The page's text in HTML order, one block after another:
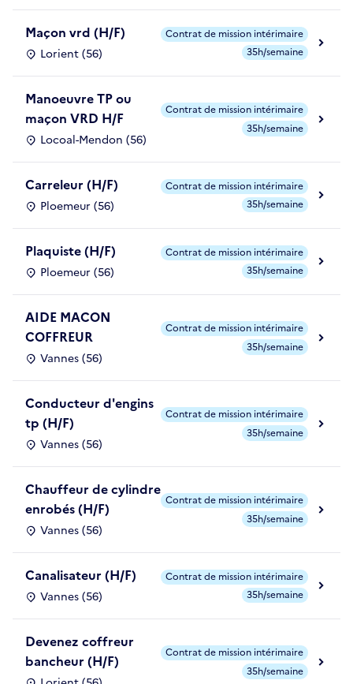
Maçon vrd (H/F)
Lorient (56)
Contrat de mission intérimaire
35h/semaine
Manoeuvre TP ou
maçon VRD H/F
Locoal-Mendon (56)
Contrat de mission intérimaire
35h/semaine
Carreleur (H/F)
Ploemeur (56)
Contrat de mission intérimaire
35h/semaine
Plaquiste (H/F)
Ploemeur (56)
Contrat de mission intérimaire
35h/semaine
AIDE MACON
COFFREUR
Vannes (56)
Contrat de mission intérimaire
35h/semaine
Conducteur d'engins
tp (H/F)
Vannes (56)
Contrat de mission intérimaire
35h/semaine
Chauffeur de cylindre
enrobés (H/F)
Vannes (56)
Contrat de mission intérimaire
35h/semaine
Canalisateur (H/F)
Vannes (56)
Contrat de mission intérimaire
35h/semaine
Devenez coffreur
bancheur (H/F)
Contrat de mission intérimaire
35h/semaine